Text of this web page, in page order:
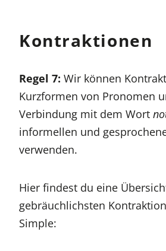
Kontraktionen
Regel 7: Wir können
Kurzformen von Pronomen
Verbindung mit dem Wort
informellen und
verwenden.
Hier findest du eine
gebräuchlichsten
Simple: